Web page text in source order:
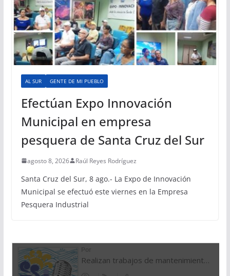
AL SUR GENTE DE MI PUEBLO
Efectúan Expo Innovación
Municipal en empresa
pesquera de Santa Cruz del Sur
agosto 8, 2026 Raúl Reyes Rodríguez
Santa Cruz del Sur, 8 ago.- La Expo de Innovación
Municipal se efectuó este viernes en la Empresa
Pesquera Industrial